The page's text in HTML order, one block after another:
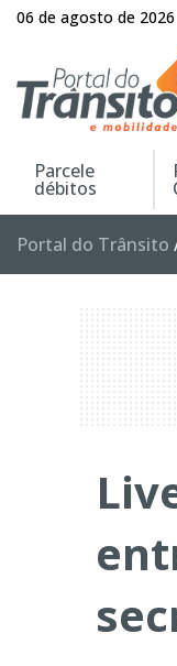
06 de agosto de 2026
Parcele
débitos
Portal do Trânsito